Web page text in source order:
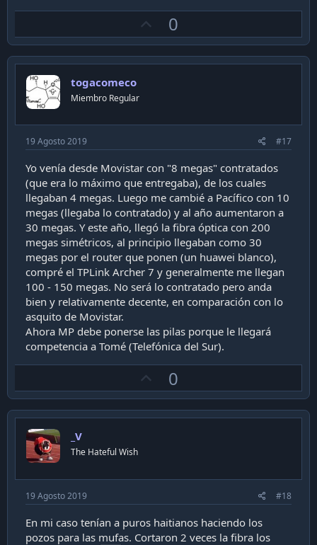
p
v
0
togacomeco
Miembro Regular
19 Agosto 2019 #17
Yo venía desde Movistar con "8 megas" contratados
(que era lo máximo que entregaba), de los cuales
llegaban 4 megas. Luego me cambié a Pacífico con 10
megas (llegaba lo contratado) y al año aumentaron a
30 megas. Y este año, llegó la fibra óptica con 200
megas simétricos, al principio llegaban como 30
megas por el router que ponen (un huawei blanco),
compré el TPLink Archer 7 y generalmente me llegan
100 - 150 megas. No será lo contratado pero anda
bien y relativamente decente, en comparación con lo
asquito de Movistar.
Ahora MP debe ponerse las pilas porque le llegará
competencia a Tomé (Telefónica del Sur).
p
v
0
_V
The Hateful Wish
19 Agosto 2019 #18
En mi caso tenían a puros haitianos haciendo los
pozos para las mufas. Cortaron 2 veces la fibra los